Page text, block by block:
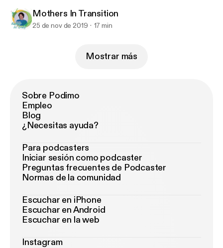
Mothers In Transition
25 de nov de 2019 17 min
Mostrar más
Sobre Podimo
Empleo
Blog
¿Necesitas ayuda?
Para podcasters
Iniciar sesión como podcaster
Preguntas frecuentes de Podcaster
Normas de la comunidad
Escuchar en iPhone
Escuchar en Android
Escuchar en la web
Instagram